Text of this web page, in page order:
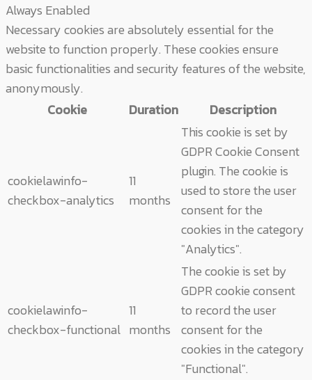
Always Enabled
Necessary cookies are absolutely essential for the
website to function properly. These cookies ensure
basic functionalities and security features of the website,
anonymously.
Cookie
Duration Description
cookielawinfo-
checkbox-analytics
11
months
This cookie is set by
GDPR Cookie Consent
plugin. The cookie is
used to store the user
consent for the
cookies in the category
"Analytics".
cookielawinfo-
checkbox-functional
11
months
The cookie is set by
GDPR cookie consent
to record the user
consent for the
cookies in the category
"Functional".